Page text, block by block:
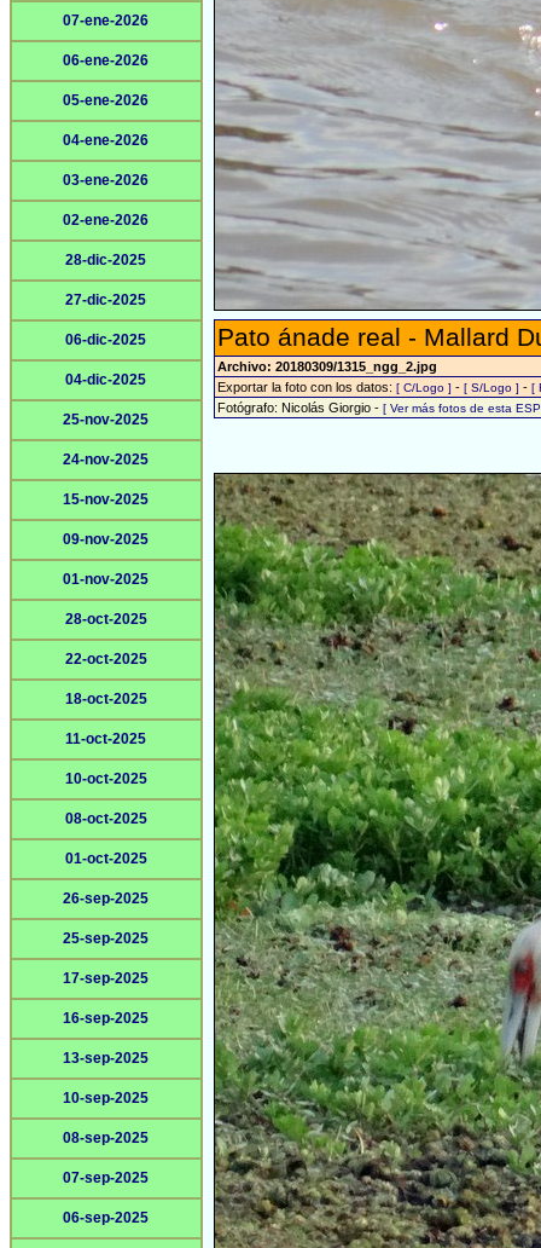
07-ene-2026
06-ene-2026
05-ene-2026
04-ene-2026
03-ene-2026
02-ene-2026
28-dic-2025
27-dic-2025
06-dic-2025
04-dic-2025
25-nov-2025
24-nov-2025
15-nov-2025
09-nov-2025
01-nov-2025
28-oct-2025
22-oct-2025
18-oct-2025
11-oct-2025
10-oct-2025
08-oct-2025
01-oct-2025
26-sep-2025
25-sep-2025
17-sep-2025
16-sep-2025
13-sep-2025
10-sep-2025
08-sep-2025
07-sep-2025
06-sep-2025
Pato ánade real - Mallard
Archivo: 20180309/1315_ngg_2.jpg
Exportar la foto con los datos: [ C/Logo ] - [ S/Logo ] - [
Fotógrafo: Nicolás Giorgio - [ Ver más fotos de esta